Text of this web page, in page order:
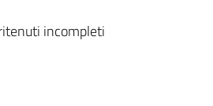
incompleti